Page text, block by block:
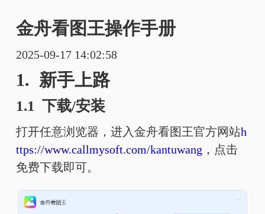
金舟看图王操作手册
2025-09-17 14:02:58
1. 新手上路
1.1 下载/安装
打开任意浏览器，进入金舟看图王官方网站h
ttps://www.callmysoft.com/kantuwang ，点击
免费下载即可。